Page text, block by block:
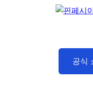
공식